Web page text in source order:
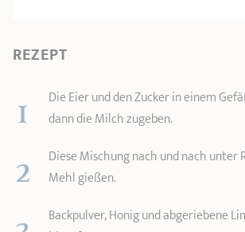
REZEPT
1
Die Eier und den Zucker in einem
dann die Milch zugeben.
2
Diese Mischung nach und nach unter
Mehl gießen.
Backpulver, Honig und abgeriebene